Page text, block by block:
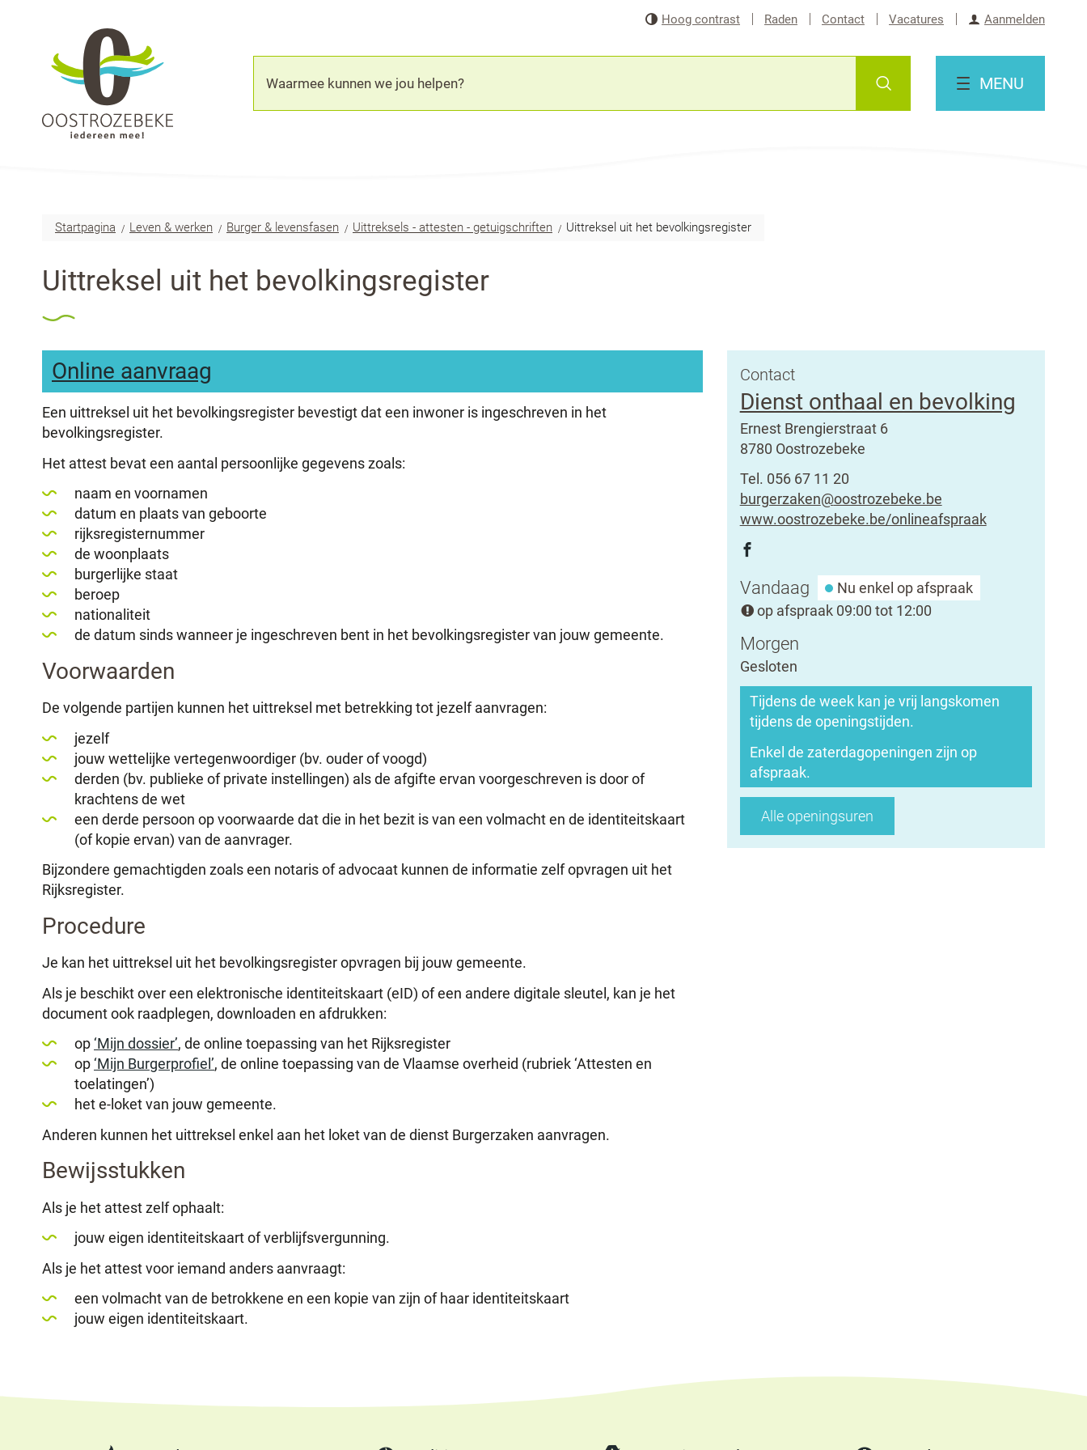
Hoog contrast Raden Contact Vacatures Aanmelden
Oostrozebeke
kunnen
MENU
Startpagina Leven & werken Burger & levensfasen Uittreksels - attesten - getuigschriften Uittreksel uit het bevolkingsregister
Uittreksel uit het bevolkingsregister
Online aanvraag
Een uittreksel uit het bevolkingsregister bevestigt dat een inwoner is ingeschreven in het
bevolkingsregister.
Het attest bevat een aantal persoonlijke gegevens zoals:
naam en voornamen
datum en plaats van geboorte
rijksregisternummer
de woonplaats
burgerlijke staat
beroep
nationaliteit
de datum sinds wanneer je ingeschreven bent in het bevolkingsregister van jouw gemeente.
Voorwaarden
De volgende partijen kunnen het uittreksel met betrekking tot jezelf aanvragen:
jezelf
jouw wettelijke vertegenwoordiger (bv. ouder of voogd)
derden (bv. publieke of private instellingen) als de afgifte ervan voorgeschreven is door of
krachtens de wet
een derde persoon op voorwaarde dat die in het bezit is van een volmacht en de identiteitskaart
(of kopie ervan) van de aanvrager.
Bijzondere gemachtigden zoals een notaris of advocaat kunnen de informatie zelf opvragen uit het
Rijksregister.
Procedure
Je kan het uittreksel uit het bevolkingsregister opvragen bij jouw gemeente.
Als je beschikt over een elektronische identiteitskaart (eID) of een andere digitale sleutel, kan je het
document ook raadplegen, downloaden en afdrukken:
op‘Mijn dossier’, de online toepassing van het Rijksregister
op‘Mijn Burgerprofiel’, de online toepassing van de Vlaamse overheid (rubriek ‘Attesten en
toelatingen’)
het e-loket van jouw gemeente.
Anderen kunnen het uittreksel enkel aan het loket van de dienst Burgerzaken aanvragen.
Bewijsstukken
Als je het attest zelf ophaalt:
jouw eigen identiteitskaart of verblijfsvergunning.
Als je het attest voor iemand anders aanvraagt:
een volmacht van de betrokkene en een kopie van zijn of haar identiteitskaart
jouw eigen identiteitskaart.
Contact
Dienst onthaal en bevolking
Adres
Ernest Brengierstraat 6
,8780 Oostrozebeke
Tel. 056 67 11 20
E-
mail
burgerzaken@oostrozebeke.be
Website
www.oostrozebeke.be/onlineafspraak
Volg
oponthaal
en
Openingsuren
Vandaag
Nu enkel op afspraak
op afspraak 09:00 tot 12:00
Morgen
Gesloten
Tijdens de week kan je vrij langskomen
tijdens de openingstijden.
Enkel de zaterdagopeningen zijn op
afspraak.
Alle openingsurenDienst
onthaal